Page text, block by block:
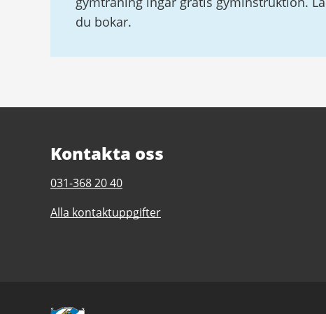
du bokar.
Kontakta oss
Telefonnummer
Lundbybadet
031-368 20 40
Alla kontaktuppgifter